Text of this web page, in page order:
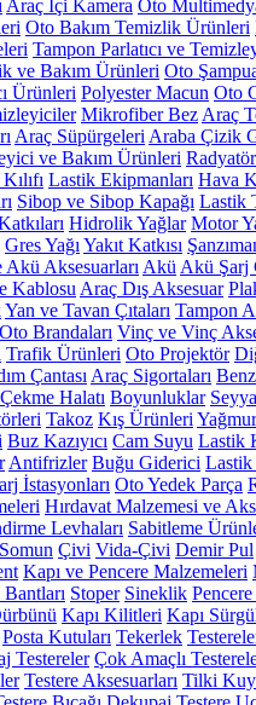
Araç İçi Kamera Oto
Oto Bakım Temizlik Ürünleri
Tampon Parlatıcı ve
ve Bakım Ürünleri Oto
Ürünleri Polyester Macun Oto
Mikrofiber Bez Araç
Araç Süpürgeleri Araba Çizik
ve Bakım Ürünleri
Lastik Ekipmanları Hava
Sibop ve Sibop Kapağı Lastik
Hidrolik Yağlar Motor
Gres Yağı Yakıt Katkısı
Aksesuarları Akü Akü Şarj
Kablosu Araç Dış Aksesuar
Yan ve Tavan Çıtaları Tampon
Oto Brandaları Vinç ve Vinç
Trafik Ürünleri Oto Projektör
Çantası Araç Sigortaları
Çekme Halatı Boyunluklar
Takoz Kış Ürünleri
Buz Kazıyıcı Cam Suyu Lastik
Antifrizler Buğu Giderici
İstasyonları Oto Yedek Parça
Hırdavat Malzemesi ve
Levhaları Sabitleme
Somun Çivi Vida-Çivi Demir Pul
Kapı ve Pencere Malzemeleri
Bantları Stoper Sineklik
Kapı Kilitleri Kapı
Posta Kutuları Tekerlek
Testereler Çok Amaçlı
Testere Aksesuarları Tilki